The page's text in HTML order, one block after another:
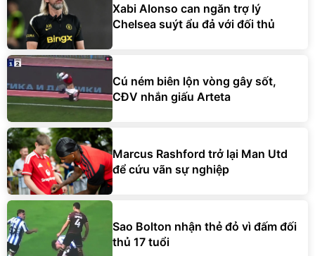
Xabi Alonso can ngăn trợ lý
Chelsea suýt ẩu đả với đối thủ
Cú ném biên lộn vòng gây sốt,
CĐV nhắn giấu Arteta
Marcus Rashford trở lại Man Utd
để cứu vãn sự nghiệp
Sao Bolton nhận thẻ đỏ vì đấm đối
thủ 17 tuổi